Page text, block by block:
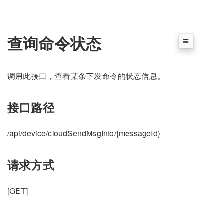
查询命令状态
调用此接口，查看某条下发命令的状态信息。
接口路径
/api/device/cloudSendMsgInfo/{messageId}
请求方式
[GET]